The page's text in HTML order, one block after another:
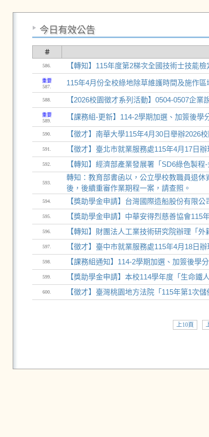
今日有效公告
＃
586. 【轉知】115年度第2梯次全國技術士技能
重要
587.
115年4月份全校綠地除草維護時間及施作區
588. 【2026校園徵才系列活動】0504-0507企
重要
589.
【課務組-更新】114-2學期加選、加簽後
590. 【徵才】南華大學115年4月30日舉辦2026
591. 【徵才】臺北市就業服務處115年4月17日
592. 【轉知】經濟部產業發展署「SD6綠色製
593.
轉知：教育部書函以，公立學校教職員退
後，後續重審作業期程一案，請查照。
594. 【獎助學金申請】台灣國際造船股份有限
595. 【獎助學金申請】中華安得烈慈善協會115
596. 【轉知】財團法人工業技術研究院辦理「
597. 【徵才】臺中市就業服務處115年4月18日
598. 【課務組通知】114-2學期加選、加簽後學
599. 【獎助學金申請】本校114學年度「生命鐵
600. 【徵才】臺灣桃園地方法院「115年第1次
上10頁